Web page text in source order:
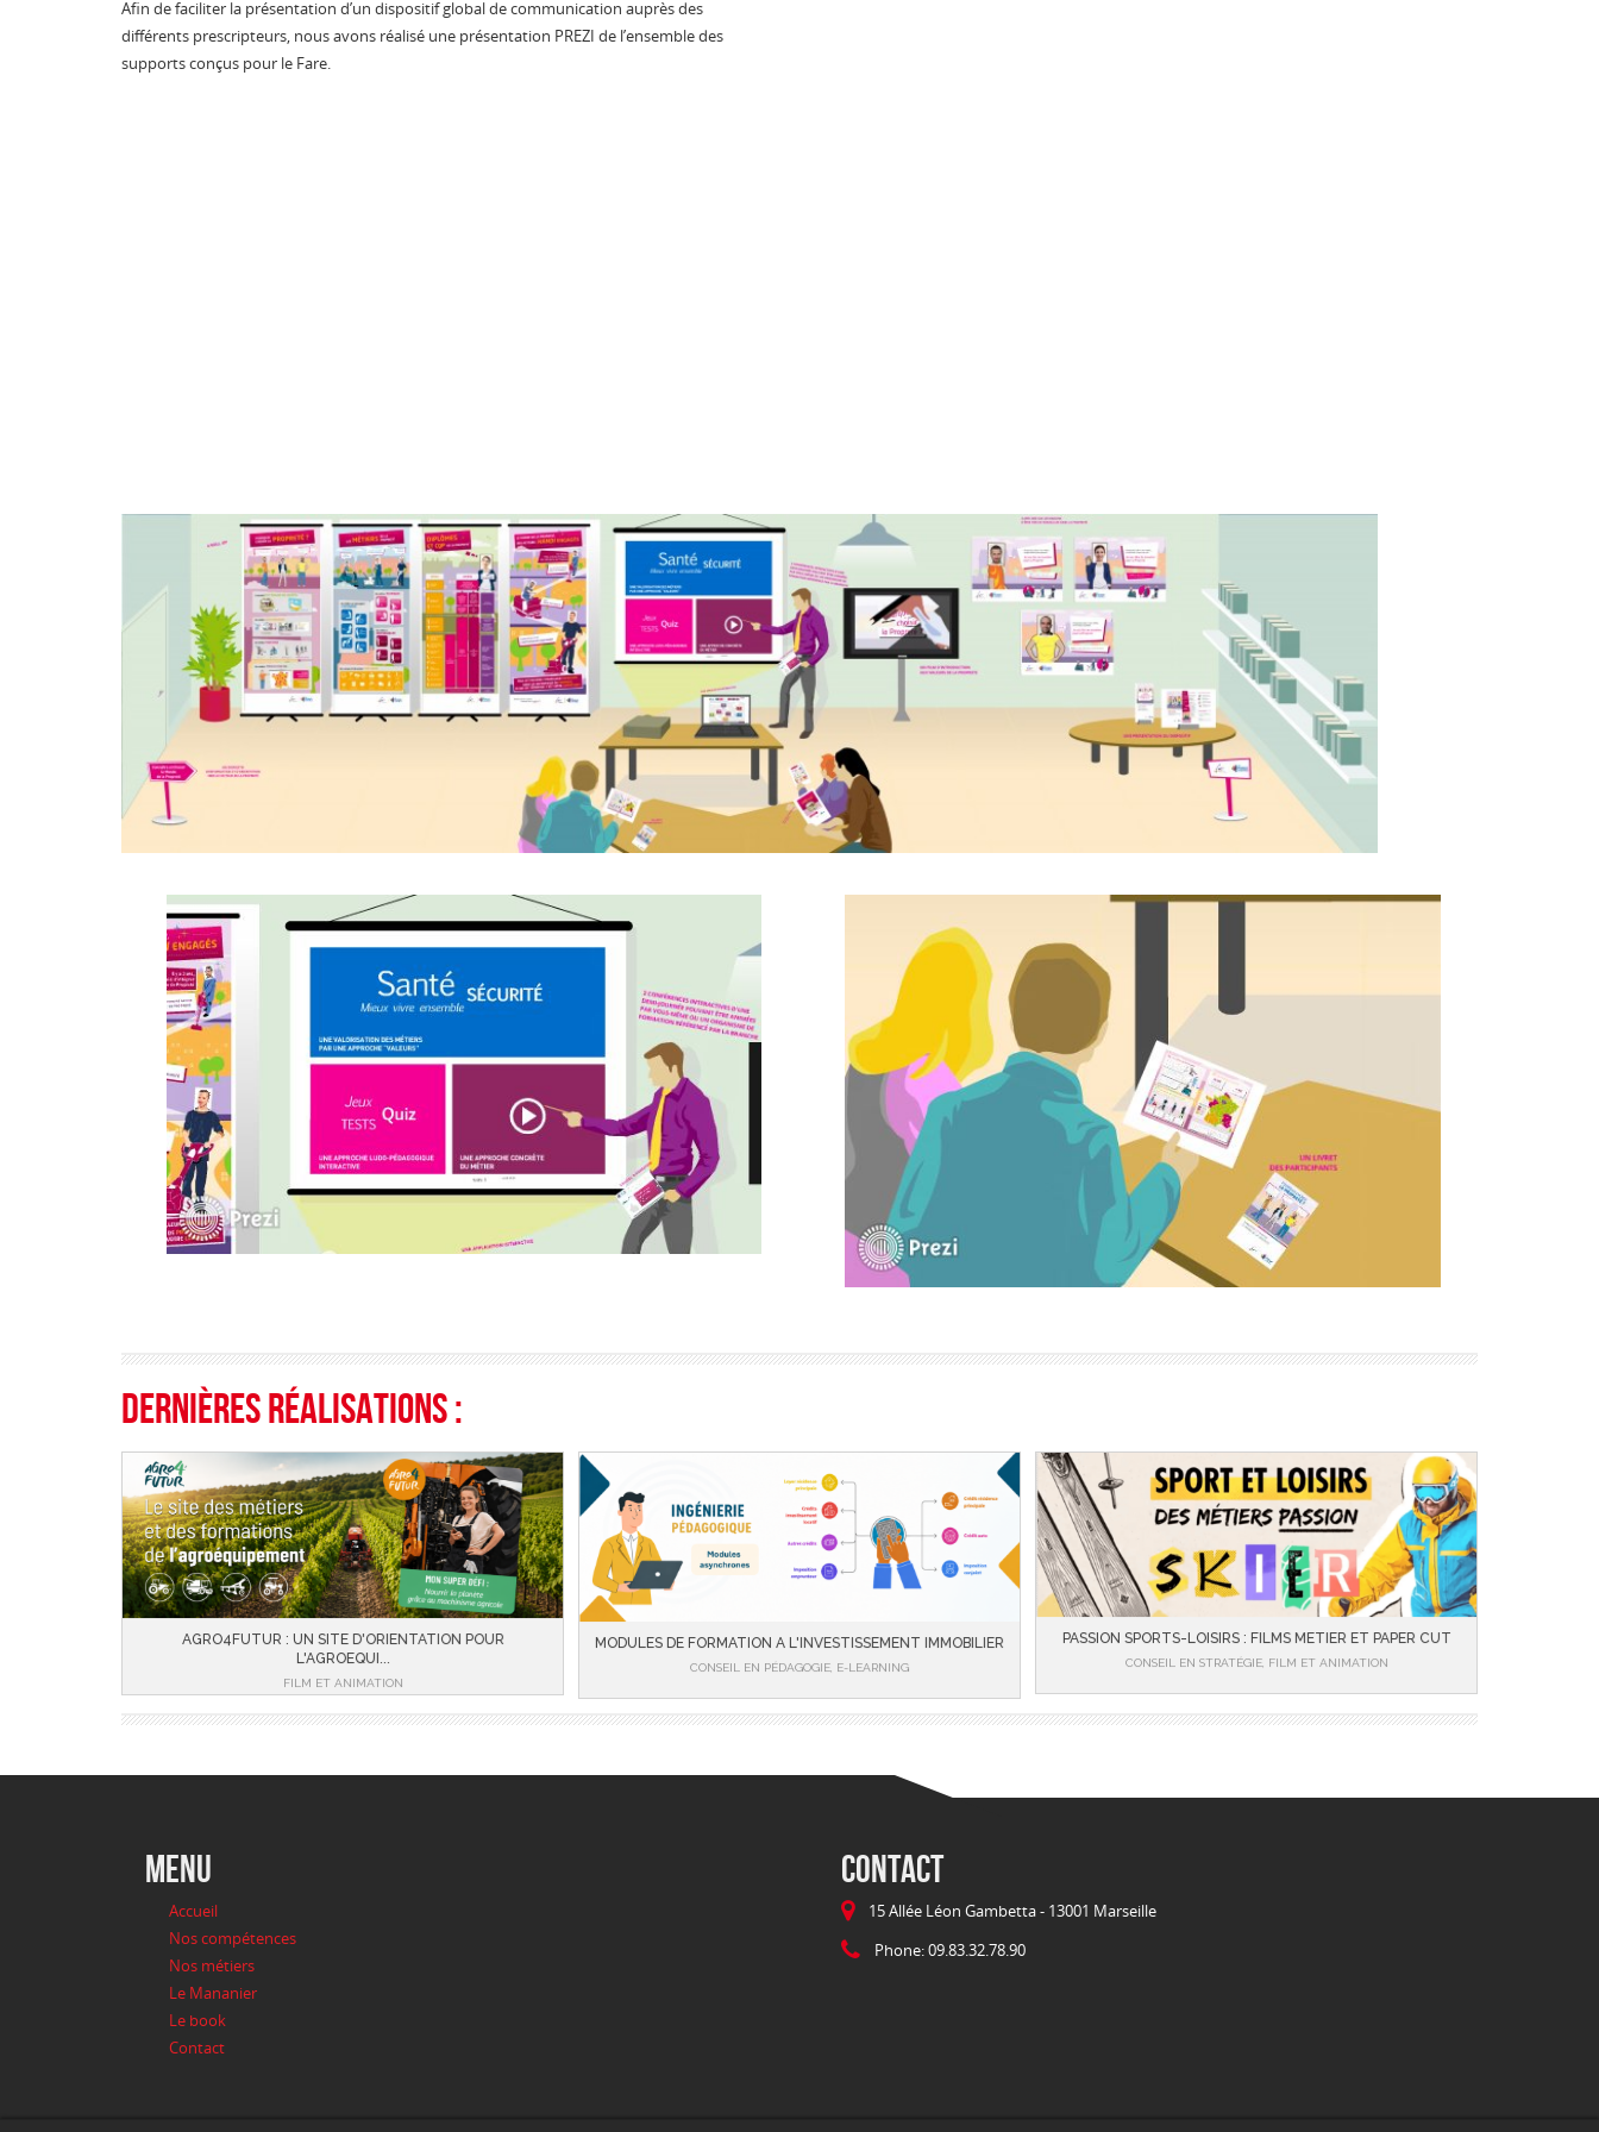
Afin de faciliter la présentation d’un dispositif global de communication auprès des
différents prescripteurs, nous avons réalisé une présentation PREZI de l’ensemble des
supports conçus pour le Fare.
Dernières réalisations :
AGRO4FUTUR : UN SITE D'ORIENTATION POUR
L'AGROEQUI...
FILM ET ANIMATION
MODULES DE FORMATION A L'INVESTISSEMENT IMMOBILIER
CONSEIL EN PÉDAGOGIE, E-LEARNING
PASSION SPORTS-LOISIRS : FILMS METIER ET PAPER CUT
CONSEIL EN STRATÉGIE, FILM ET ANIMATION
menu
Accueil
Nos compétences
Nos métiers
Le Mananier
Le book
Contact
CONTACT
15 Allée Léon Gambetta - 13001 Marseille
Phone: 09.83.32.78.90